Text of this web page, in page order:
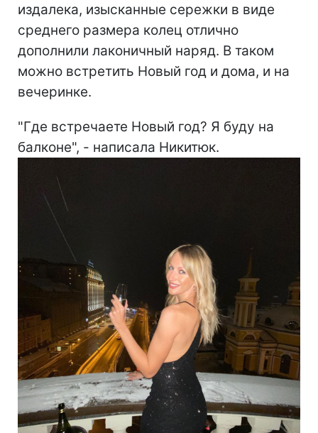
издалека, изысканные сережки в виде
среднего размера колец отлично
дополнили лаконичный наряд. В таком
можно встретить Новый год и дома, и на
вечеринке.
"Где встречаете Новый год? Я буду на
балконе", - написала Никитюк.